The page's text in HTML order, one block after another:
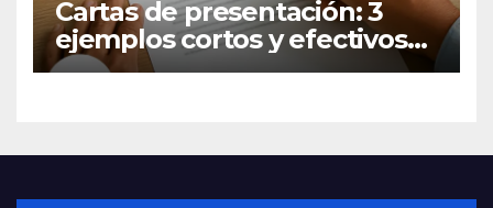
Cartas de presentación: 3
ejemplos cortos y efectivos
para postular a un empleo